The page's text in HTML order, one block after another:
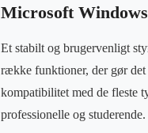
Microsoft
Et stabilt og brugervenligt
række funktioner, der gør det
kompatibilitet med de fleste
professionelle og studerende.